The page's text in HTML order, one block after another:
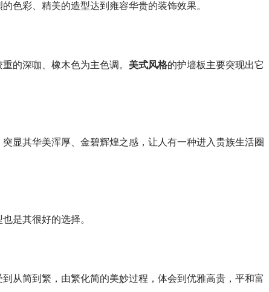
色彩、精美的造型达到雍容华贵的装饰效果。
的深咖、橡木色为主色调。 美式风格的护墙板主要突现出它
显其华美浑厚、金碧辉煌之感，让人有一种进入贵族生活圈
是其很好的选择。
从简到繁，由繁化简的美妙过程，体会到优雅高贵，平和富